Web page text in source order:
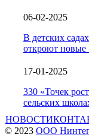
06-02-2025
В детских
откроют новые
17-01-2025
330 «Точек
сельских
НОВОСТИ
© 2023 ООО